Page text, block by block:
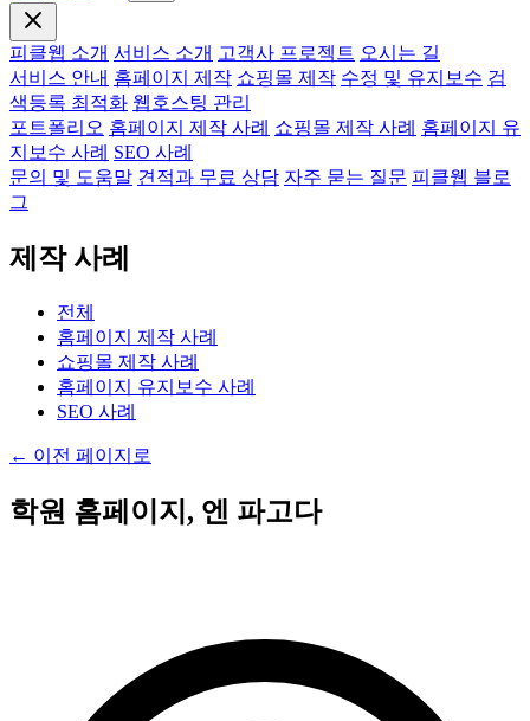
피클웹 소개 서비스 소개 고객사 프로젝트 오시는 길
서비스 안내 홈페이지 제작 쇼핑몰 제작 수정 및 유지보수 검
색등록 최적화 웹호스팅 관리
포트폴리오 홈페이지 제작 사례 쇼핑몰 제작 사례 홈페이지 유
지보수 사례 SEO 사례
문의 및 도움말 견적과 무료 상담 자주 묻는 질문 피클웹 블로
그
제작 사례
전체
홈페이지 제작 사례
쇼핑몰 제작 사례
홈페이지 유지보수 사례
SEO 사례
← 이전 페이지로
학원 홈페이지, 엔 파고다